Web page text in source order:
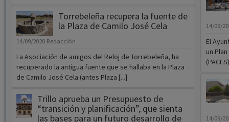
Torrebeleña recupera la fuente de
la Plaza de Camilo José Cela
14/09/2020 Redacción
La Asociación de amigos del Reloj de Torrebeleña, ha
recuperado la antigua fuente que se hallaba en la Plaza
de Camilo José Cela (antes Plaza [...]
Trillo aprueba un Presupuesto de
“transición y planificación”, que sienta
las bases para un futuro desarrollo de
14/09/
El
un
14/09/